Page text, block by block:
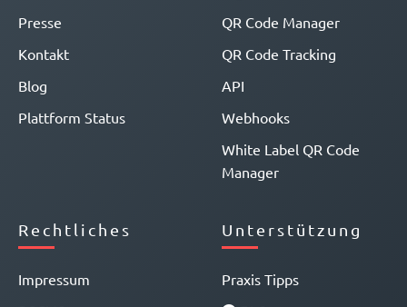
Presse
Kontakt
Blog
Plattform Status
QR Code Manager
QR Code Tracking
API
Webhooks
White Label QR Code
Manager
Rechtliches
Impressum
Unterstützung
Praxis Tipps